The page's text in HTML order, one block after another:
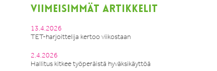
VIIMEISIMMÄT ARTIKKELIT
13.4.2026
TET-harjoittelija kertoo viikostaan
2.4.2026
Hallitus kitkee työperäistä hyväksikäyttöä